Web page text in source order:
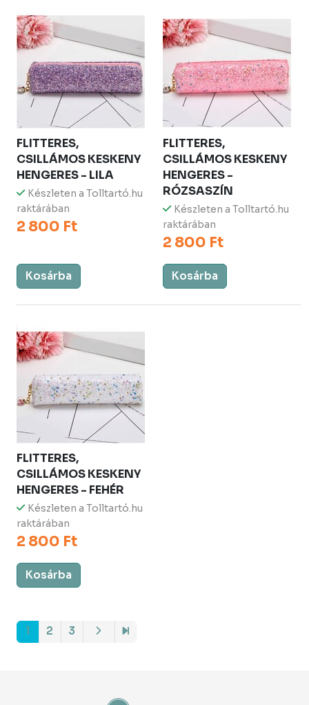
FLITTERES,
CSILLÁMOS KESKENY
HENGERES - LILA
Készleten a Tolltartó.hu
raktárában
2 800 Ft
Kosárba
FLITTERES,
CSILLÁMOS KESKENY
HENGERES -
RÓZSASZÍN
Készleten a Tolltartó.hu
raktárában
2 800 Ft
Kosárba
FLITTERES,
CSILLÁMOS KESKENY
HENGERES - FEHÉR
Készleten a Tolltartó.hu
raktárában
2 800 Ft
Kosárba
1 2 3